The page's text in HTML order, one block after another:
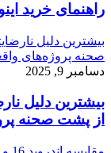
راهنمای خرید
بیشترین دلیل
صحنه پروژه‌های
دسامبر 9, 2025
بیشترین دلیل
از پشت صحنه